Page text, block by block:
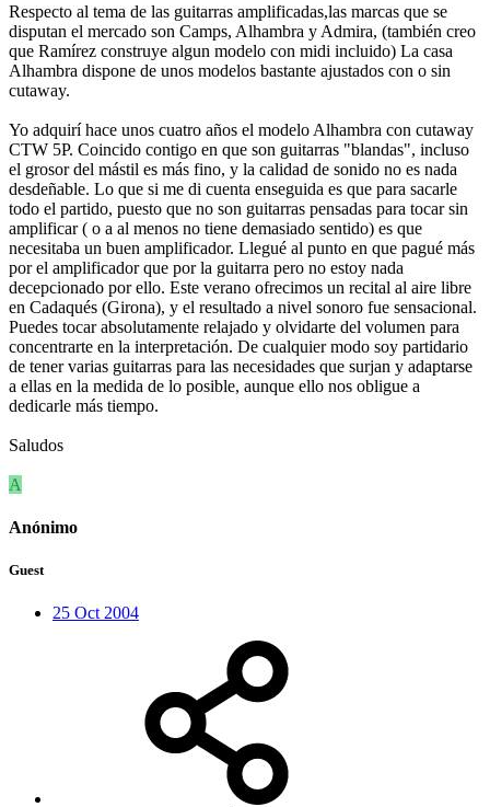
Respecto al tema de las guitarras amplificadas,las marcas que se
disputan el mercado son Camps, Alhambra y Admira, (también creo
que Ramírez construye algun modelo con midi incluido) La casa
Alhambra dispone de unos modelos bastante ajustados con o sin
cutaway.
Yo adquirí hace unos cuatro años el modelo Alhambra con cutaway
CTW 5P. Coincido contigo en que son guitarras "blandas", incluso
el grosor del mástil es más fino, y la calidad de sonido no es nada
desdeñable. Lo que si me di cuenta enseguida es que para sacarle
todo el partido, puesto que no son guitarras pensadas para tocar sin
amplificar ( o a al menos no tiene demasiado sentido) es que
necesitaba un buen amplificador. Llegué al punto en que pagué más
por el amplificador que por la guitarra pero no estoy nada
decepcionado por ello. Este verano ofrecimos un recital al aire libre
en Cadaqués (Girona), y el resultado a nivel sonoro fue sensacional.
Puedes tocar absolutamente relajado y olvidarte del volumen para
concentrarte en la interpretación. De cualquier modo soy partidario
de tener varias guitarras para las necesidades que surjan y adaptarse
a ellas en la medida de lo posible, aunque ello nos obligue a
dedicarle más tiempo.
Saludos
A
Anónimo
Guest
25 Oct 2004